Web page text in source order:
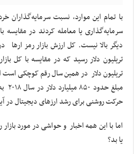
با تمام این موارد، نسبت سرمایه‌گذاران
سرمایه‌گذاری یا معامله کردند در
تریلیون دلار در همین سال رقم کوچکی است
حرکت روشنی برای رشد ارزهای دیجیتال در
اما با این همه اخبار و حواشی در مورد
یا بد؟